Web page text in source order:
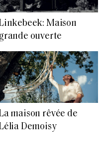
Maison
grande ouverte
maison rêvée de
Demoisy